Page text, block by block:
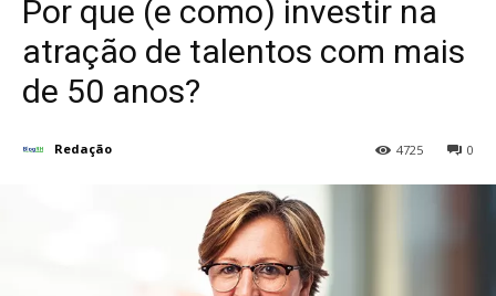
Por que (e como) investir na
atração de talentos com mais
de 50 anos?
Redação 0
4725